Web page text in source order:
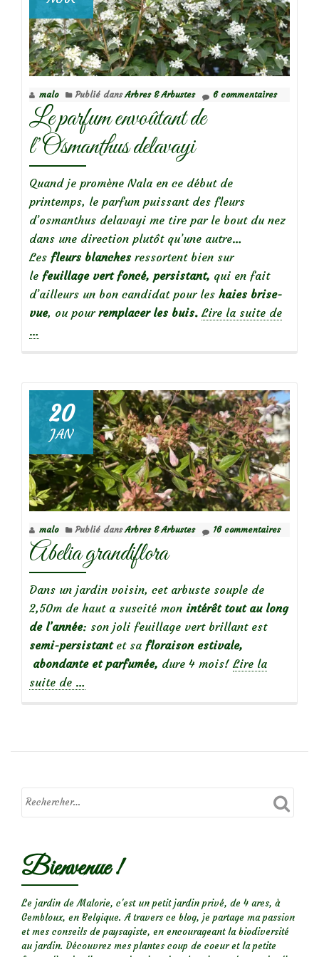
malo Publié dansArbres & Arbustes 6 commentaires
Le parfum envoûtant de
l’Osmanthus delavayi
Quand je promène Nala en ce début de
printemps, le parfum puissant des fleurs
d’osmanthus delavayi me tire par le bout du nez
dans une direction plutôt qu’une autre…
Les fleurs blanches ressortent bien sur
le feuillage vert foncé, persistant, qui en fait
d’ailleurs un bon candidat pour les haies brise-
vue, ou pour remplacer les buis. Lire la suite deà
de
…
20
JAN
malo Publié dansArbres & Arbustes 16 commentaires
Abelia grandiflora
Dans un jardin voisin, cet arbuste souple de
2,50m de haut a suscité mon intérêt tout au long
de l’année: son joli feuillage vert brillant est
semi-persistantet sa floraison estivale,
abondante et parfumée, dure 4 mois! Lire la
suite de à
…
Bienvenue !
Le jardin de Malorie, c'est un petit jardin privé, de 4 ares, à
Gembloux, en Belgique. A travers ce blog, je partage ma passion
et mes conseils de paysagiste, en encourageant la biodiversité
au jardin. Découvrez mes plantes coup de coeur et la petite